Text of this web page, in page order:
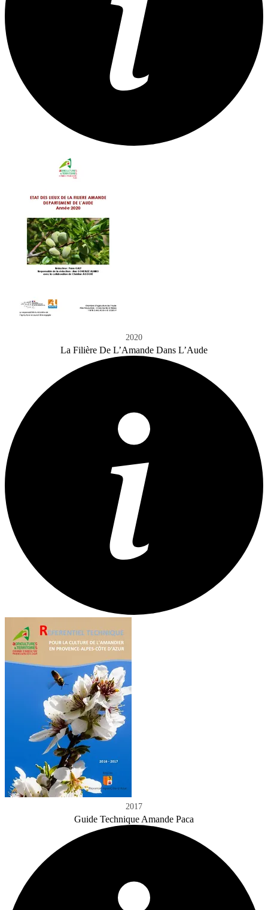
2020
La Filière De L’Amande Dans L’Aude
2017
Guide Technique Amande Paca